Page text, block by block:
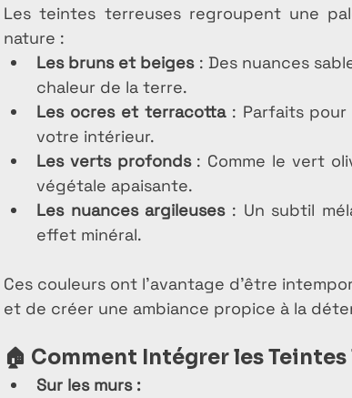
Les teintes terreuses regroupent une
nature :
Les bruns et beiges : Des nuances
chaleur de la terre.
Les ocres et terracotta : Parfaits pour
votre intérieur.
Les verts profonds : Comme le vert
végétale apaisante.
Les nuances argileuses : Un subtil
effet minéral.
Ces couleurs ont l’avantage d’être
et de créer une ambiance propice à la
🏠 Comment Intégrer les Teintes
Sur les murs :